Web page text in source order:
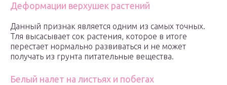
Деформации верхушек растений
Данный признак является одним из самых точных.
Тля высасывает сок растения, которое в итоге
перестает нормально развиваться и не может
получать из грунта питательные вещества.
Белый налет на листьях и побегах